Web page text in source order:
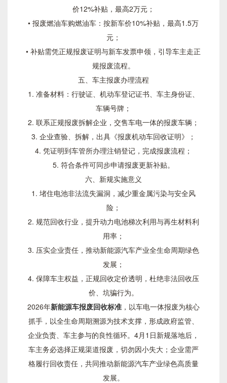
价12%补贴，最高2万元；
• 报废燃油车购燃油车：按新车价10%补贴，最高1.5万
元；
• 补贴需凭正规报废证明与新车发票申领，引导车主走正
规报废流程。
五、车主报废办理流程
1. 准备材料：行驶证、机动车登记证书、车主身份证、
车辆号牌；
2. 联系正规报废拆解企业，交售车电一体的报废车辆；
3. 企业查验、拆解，出具《报废机动车回收证明》；
4. 凭证明到车管所办理注销登记，完成报废流程；
5. 符合条件可同步申请报废更新补贴。
六、新规实施意义
1. 堵住电池非法流失漏洞，减少重金属污染与安全风
险；
2. 规范回收行业，提升动力电池梯次利用与再生材料利
用率；
3. 压实企业责任，推动新能源汽车产业全生命周期绿色
发展；
4. 保障车主权益，正规回收定价透明，杜绝非法回收压
价、坑骗行为。
2026年新能源车报废回收标准，以车电一体报废为核心
抓手，以全生命周期溯源为技术支撑，形成政府监管、
企业负责、车主参与的良性循环。4月1日新规落地后，
车主务必选择正规渠道报废，切勿因小失大；企业需严
格履行回收责任，共同推动新能源汽车产业绿色高质量
发展。